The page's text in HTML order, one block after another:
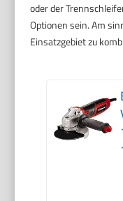
oder der
Optionen sein. Am
Einsatzgebiet zu